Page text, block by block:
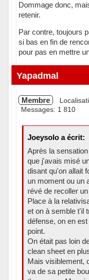
Dommage donc,
retenir.
Par contre, toujours
si bas en fin de
pour pas en mettre
Hors ligne
Yapadmal
Membre
Messages: 1 810
Joeysolo a écrit:
Après la
que j'avais misé
disant qu'on allait
un moment ou un
révé de recoller
Place à la
et on à semble t'il
défense, on en
point.
On était pas loin
clean sheet en
Mais visiblement,
va de sa petite